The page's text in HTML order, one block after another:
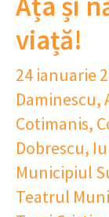
viață!
24 ianuarie
Daminescu,
Cotimanis,
Dobrescu,
Municipiul
Teatrul